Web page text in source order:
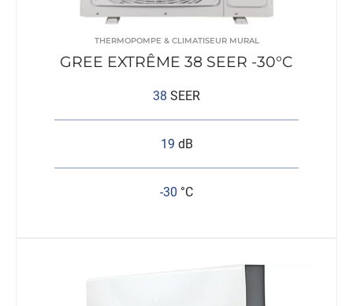
THERMOPOMPE & CLIMATISEUR MURAL
GREE EXTRÊME 38 SEER -30°C
38 SEER
19 dB
-30 °C